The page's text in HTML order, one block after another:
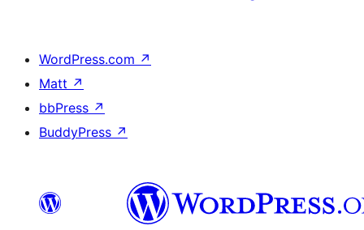
WordPress.com ↗
Matt ↗
bbPress ↗
BuddyPress ↗